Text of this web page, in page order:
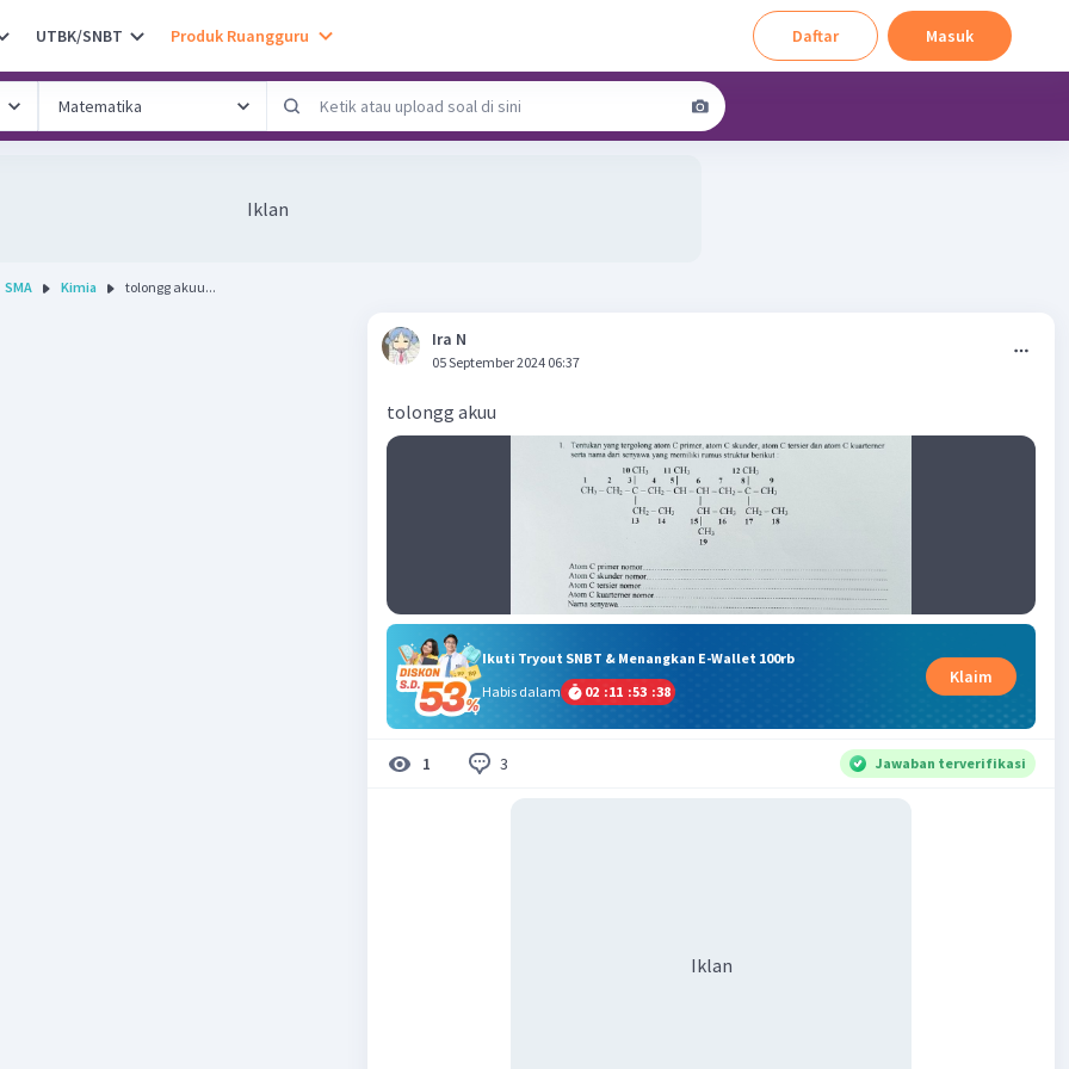
UTBK/SNBT Produk Ruangguru Daftar Masuk
Iklan
SMA Kimia tolongg akuu...
Ira N
05 September 2024 06:37
tolongg akuu
Ikuti Tryout SNBT & Menangkan E-Wallet 100rb
Habis dalam
02 :11 :53 :38
Klaim
1 3 Jawaban terverifikasi
Iklan